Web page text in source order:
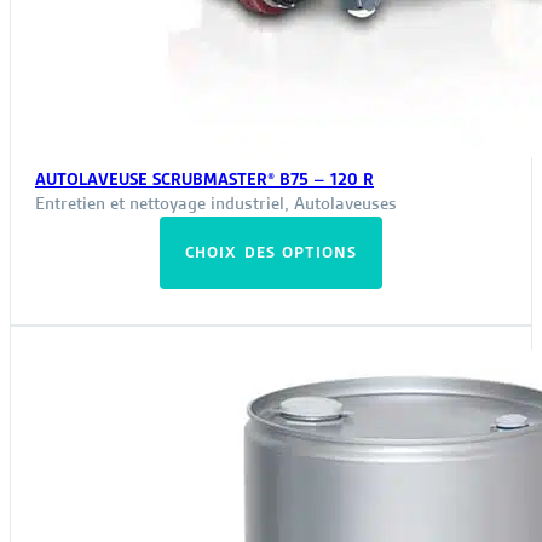
AUTOLAVEUSE SCRUBMASTER® B75 – 120 R
Entretien et nettoyage industriel, Autolaveuses
CHOIX DES OPTIONS
a
plusieurs
Les
peuvent